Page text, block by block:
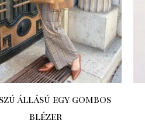
állású egy gombos
blézer